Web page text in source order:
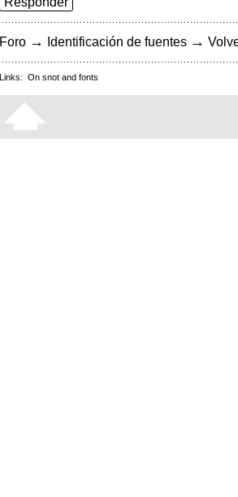
Foro → Identificación de fuentes →
Links: On snot and fonts